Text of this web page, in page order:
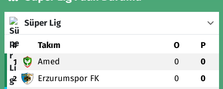
Süper Lig
# Takım O P
1 Amed 0 0
2 Erzurumspor FK 0 0